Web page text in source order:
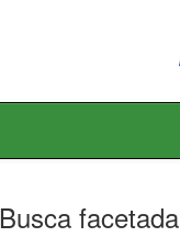
Busca facetada